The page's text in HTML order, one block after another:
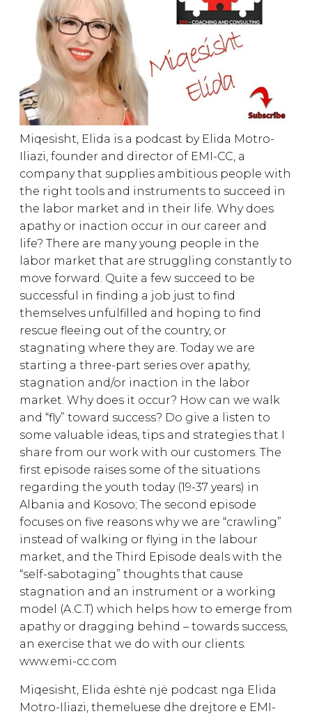
Miqesisht, Elida is a podcast by Elida Motro-
Iliazi, founder and director of EMI-CC, a
company that supplies ambitious people with
the right tools and instruments to succeed in
the labor market and in their life. Why does
apathy or inaction occur in our career and
life? There are many young people in the
labor market that are struggling constantly to
move forward. Quite a few succeed to be
successful in finding a job just to find
themselves unfulfilled and hoping to find
rescue fleeing out of the country, or
stagnating where they are. Today we are
starting a three-part series over apathy,
stagnation and/or inaction in the labor
market. Why does it occur? How can we walk
and “fly” toward success? Do give a listen to
some valuable ideas, tips and strategies that I
share from our work with our customers. The
first episode raises some of the situations
regarding the youth today (19-37 years) in
Albania and Kosovo; The second episode
focuses on five reasons why we are “crawling”
instead of walking or flying in the labour
market, and the Third Episode deals with the
“self-sabotaging” thoughts that cause
stagnation and an instrument or a working
model (A.C.T) which helps how to emerge from
apathy or dragging behind – towards success,
an exercise that we do with our clients.
www.emi-cc.com
Miqesisht, Elida është një podcast nga Elida
Motro-Iliazi, themeluese dhe drejtore e EMI-